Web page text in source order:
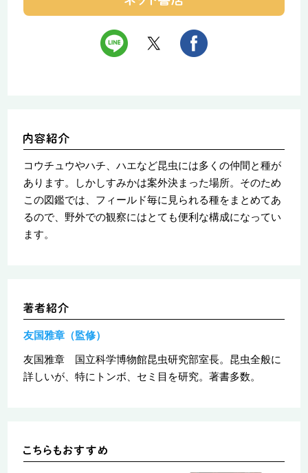
コウチュウやハチ、ハエなど昆虫には多くの仲間と種が
あります。しかしすみかは案外決まった場所。そのため
この図鑑では、フィールド毎に見られる種をまとめてあ
るので、野外での観察にはとても便利な構成になってい
ます。
友国雅章（監修）
友国雅章 国立科学博物館昆虫研究部室長。昆虫全般に
詳しいが、特にトンボ、セミ目を研究。著書多数。